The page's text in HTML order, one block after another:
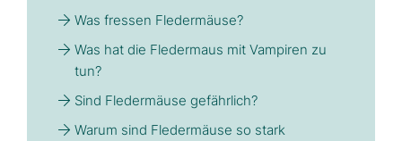
Was fressen Fledermäuse?
Was hat die Fledermaus mit Vampiren zu
tun?
Sind Fledermäuse gefährlich?
Warum sind Fledermäuse so stark